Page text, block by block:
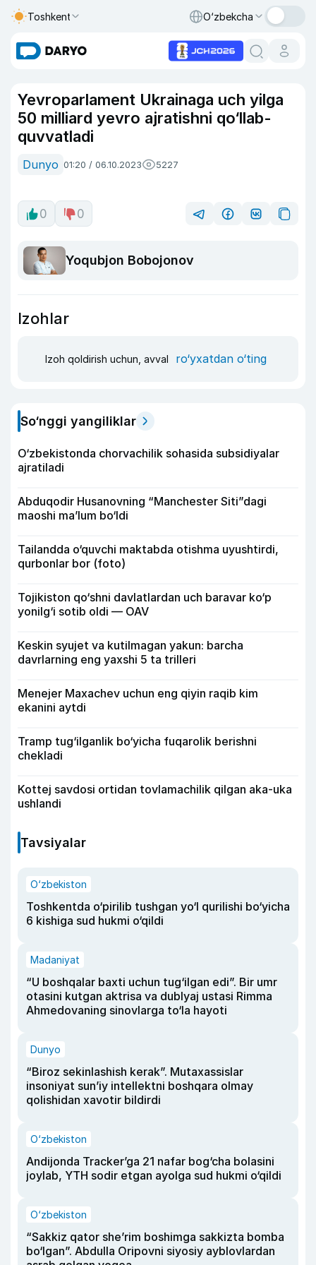
Toshkent O‘zbekcha
Yevroparlament Ukrainaga uch yilga
50 milliard yevro ajratishni qo‘llab-
quvvatladi
Dunyo 01:20 / 06.10.2023 5227
0 0
Yoqubjon Bobojonov
Izohlar
Izoh qoldirish uchun, avval ro‘yxatdan o‘ting
So‘nggi yangiliklar
O‘zbekistonda chorvachilik sohasida subsidiyalar
ajratiladi
Abduqodir Husanovning “Manchester Siti”dagi
maoshi ma’lum bo‘ldi
Tailandda o‘quvchi maktabda otishma uyushtirdi,
qurbonlar bor (foto)
Tojikiston qo‘shni davlatlardan uch baravar ko‘p
yonilg‘i sotib oldi — OAV
Keskin syujet va kutilmagan yakun: barcha
davrlarning eng yaxshi 5 ta trilleri
Menejer Maxachev uchun eng qiyin raqib kim
ekanini aytdi
Tramp tug‘ilganlik bo‘yicha fuqarolik berishni
chekladi
Kottej savdosi ortidan tovlamachilik qilgan aka-uka
ushlandi
Tavsiyalar
O‘zbekiston
Toshkentda o‘pirilib tushgan yo‘l qurilishi bo‘yicha
6 kishiga sud hukmi o‘qildi
Madaniyat
“U boshqalar baxti uchun tug‘ilgan edi”. Bir umr
otasini kutgan aktrisa va dublyaj ustasi Rimma
Ahmedovaning sinovlarga to‘la hayoti
Dunyo
“Biroz sekinlashish kerak”. Mutaxassislar
insoniyat sun’iy intellektni boshqara olmay
qolishidan xavotir bildirdi
O‘zbekiston
Andijonda Tracker’ga 21 nafar bog‘cha bolasini
joylab, YTH sodir etgan ayolga sud hukmi o‘qildi
O‘zbekiston
“Sakkiz qator she’rim boshimga sakkizta bomba
bo‘lgan”. Abdulla Oripovni siyosiy ayblovlardan